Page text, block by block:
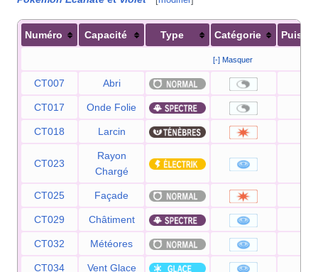
Numéro Capacité Type Catégorie
[-] Masquer
CT007 Abri
CT017 Onde Folie
CT018 Larcin
CT023
Rayon
Chargé
CT025 Façade
CT029 Châtiment
CT032 Météores
CT034 Vent Glace